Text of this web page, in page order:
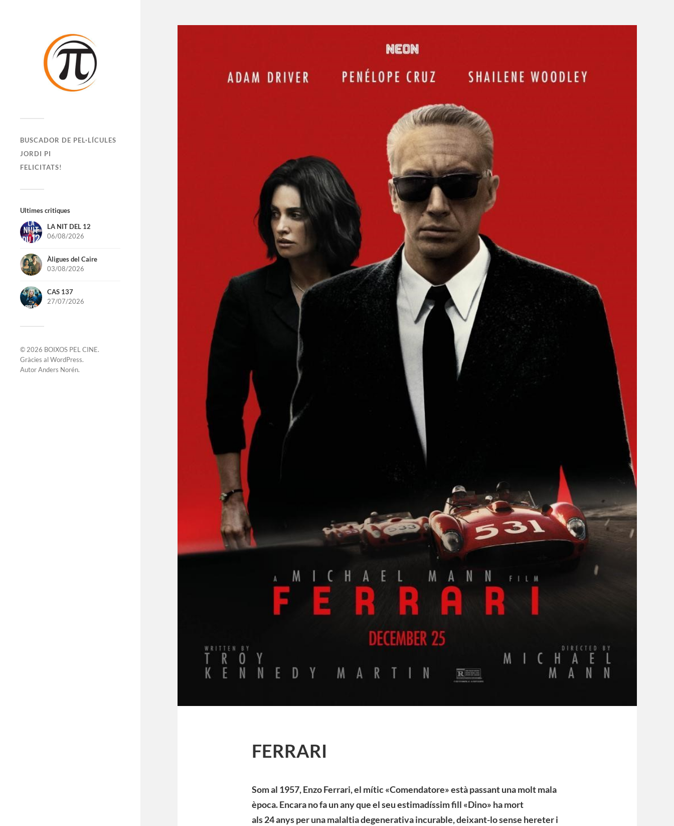
BUSCADOR DE PEL·LÍCULES
JORDI PI
FELICITATS!
Ultimes critiques
LA NIT DEL 12
06/08/2026
Àligues del Caire
03/08/2026
CAS 137
27/07/2026
© 2026 BOIXOS PEL CINE.
Gràcies alWordPress.
AutorAnders Norén.
FERRARI
Som al 1957, Enzo Ferrari, el mític «Comendatore» està passant una molt mala
època. Encara no fa un any que el seu estimadíssim fill «Dino» ha mort
als 24 anys per una malaltia degenerativa incurable, deixant-lo sense hereter i